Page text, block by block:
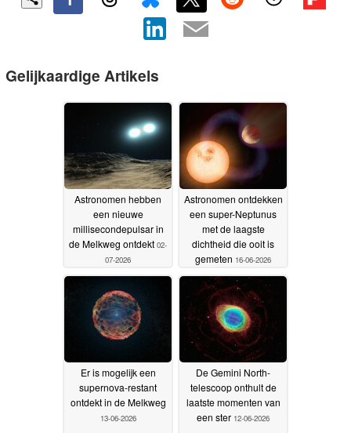
Gelijkaardige Artikels
Astronomen hebben
een nieuwe
millisecondepulsar in
de Melkweg ontdekt 02-
07-2026
Astronomen ontdekken
een super-Neptunus
met de laagste
dichtheid die ooit is
gemeten 16-06-2026
Er is mogelijk een
supernova-restant
ontdekt in de Melkweg
13-06-2026
De Gemini North-
telescoop onthult de
laatste momenten van
een ster 12-06-2026